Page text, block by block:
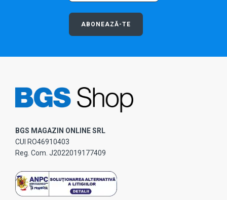
ABONEAZĂ-TE
BGS MAGAZIN ONLINE SRL
CUI RO46910403
Reg. Com. J2022019177409